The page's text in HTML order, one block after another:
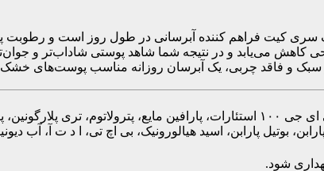
کیت فراهم کننده آبرسانی در طول روز است و رطوبت
و در نتیجه شما شاهد پوستی شاداب‌تر و جوان‌تر
سبک و فاقد چربی، یک آبرسان روزانه مناسب پوست‌های
بوتیل پارابن، اسید هیالورونیک، بی اچ تی، ا د ت آ، آب
شود.